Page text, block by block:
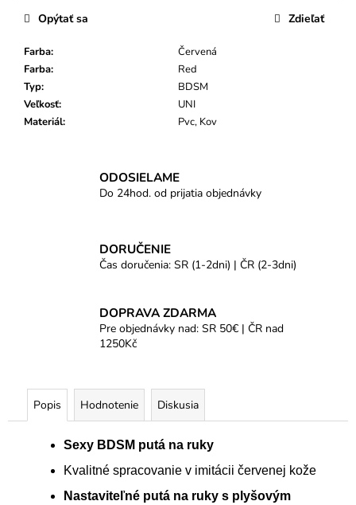
Farba:
Červená
Farba:
Red
Typ:
BDSM
Veľkosť:
UNI
Materiál: Pvc, Kov
Opýtať sa Zdieľať
ODOSIELAME
Do 24hod. od prijatia objednávky
DORUČENIE
Čas doručenia: SR (1-2dni) | ČR (2-3dni)
DOPRAVA ZDARMA
Pre objednávky nad: SR 50€ | ČR nad
1250Kč
Popis Hodnotenie Diskusia
Sexy BDSM putá na ruky
Kvalitné spracovanie v imitácii červenej kože
Nastaviteľné putá na ruky s plyšovým